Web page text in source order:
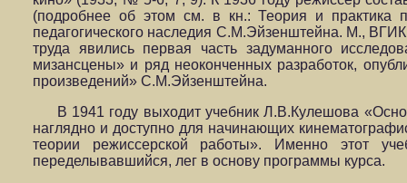
(подробнее об этом см. в кн.: Теория и практика
педагогического наследия С.М.Эйзенштейна. М.,
труда явились первая часть задуманного
мизансцены» и ряд неоконченных разработок,
произведений» С.М.Эйзенштейна.
В 1941 году выходит учебник Л.В.Кулешова
наглядно и доступно для начинающих
теории режиссерской работы». Именно этот
переделывавшийся, лег в основу программы курса.